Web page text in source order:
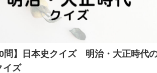
問】日本史クイズ 明治・大正時代
イズ